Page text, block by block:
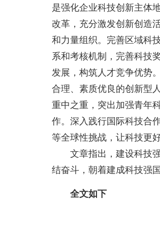
是强化企业科技创新主体
改革，充分激发创新创造
和力量组织。完善区域科
系和考核机制，完善科技
发展，构筑人才竞争优势
合理、素质优良的创新型
重中之重，突出加强青年
作。深入践行国际科技合
等全球性挑战，让科技更
文章指出，建设科技强
结奋斗，朝着建成科技强
全文如下